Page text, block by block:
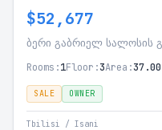
$52,677
ბერი გაბრიელ სალოსის
Rooms:1Floor:3Area:37.00
SALE OWNER
Tbilisi / Isani